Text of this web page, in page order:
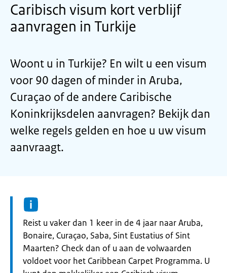
Caribisch visum kort verblijf
aanvragen in Turkije
Woont u in Turkije? En wilt u een visum
voor 90 dagen of minder in Aruba,
Curaçao of de andere Caribische
Koninkrijksdelen aanvragen? Bekijk dan
welke regels gelden en hoe u uw visum
aanvraagt.
Informatie:
Reist u vaker dan 1 keer in de 4 jaar naar Aruba,
Bonaire, Curaçao, Saba, Sint Eustatius of Sint
Maarten? Check dan of u aan de volwaarden
voldoet voor het Caribbean Carpet Programma. U